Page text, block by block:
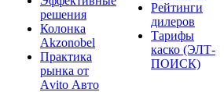
решения
Колонка
Akzonobel
Практика
рынка от
Аvito Авто
Рейтинги
дилеров
Тарифы
каско (ЭЛТ-
ПОИСК)